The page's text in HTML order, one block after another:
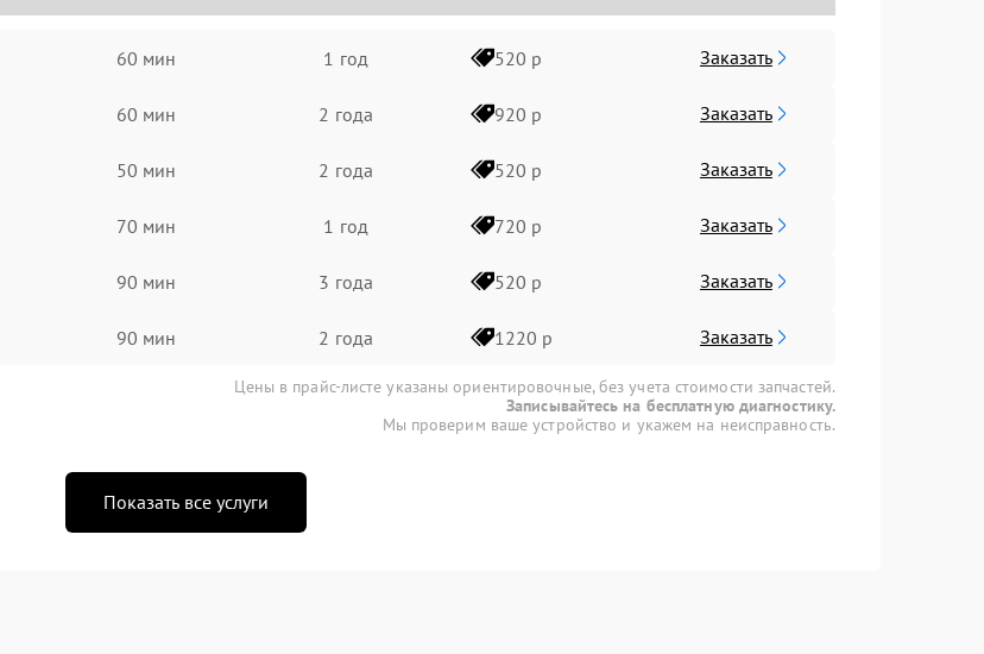
60 мин 1 год 520 р Заказать
60 мин 2 года 920 р Заказать
50 мин 2 года 520 р Заказать
70 мин 1 год 720 р Заказать
90 мин 3 года 520 р Заказать
90 мин 2 года 1220 р Заказать
Цены в прайс-листе указаны ориентировочные, без учета стоимости запчастей.
Записывайтесь на бесплатную диагностику.
Мы проверим ваше устройство и укажем на неисправность.
Показать все услуги